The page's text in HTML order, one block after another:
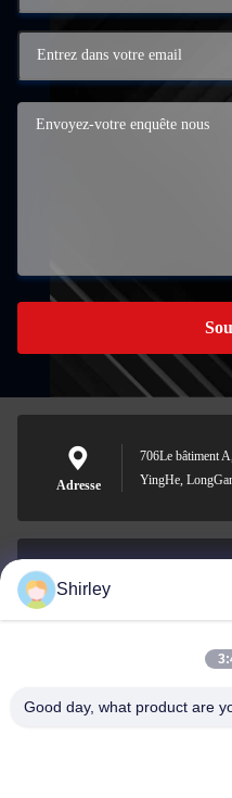
Adresse
706Le bâtiment
YingHe,
0086-
Shirley
Good day, what product are